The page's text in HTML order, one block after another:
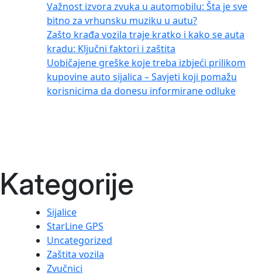
Važnost izvora zvuka u automobilu: Šta je sve
bitno za vrhunsku muziku u autu?
Zašto krađa vozila traje kratko i kako se auta
kradu: Ključni faktori i zaštita
Uobičajene greške koje treba izbjeći prilikom
kupovine auto sijalica – Savjeti koji pomažu
korisnicima da donesu informirane odluke
Kategorije
Sijalice
StarLine GPS
Uncategorized
Zaštita vozila
Zvučnici